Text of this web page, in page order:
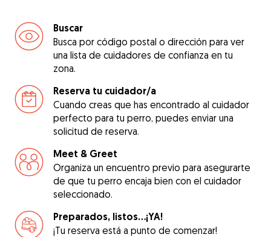
Buscar
Busca por código postal o dirección para ver
una lista de cuidadores de confianza en tu
zona.
Reserva tu cuidador/a
Cuando creas que has encontrado al cuidador
perfecto para tu perro, puedes enviar una
solicitud de reserva.
Meet & Greet
Organiza un encuentro previo para asegurarte
de que tu perro encaja bien con el cuidador
seleccionado.
Preparados, listos...¡YA!
¡Tu reserva está a punto de comenzar!